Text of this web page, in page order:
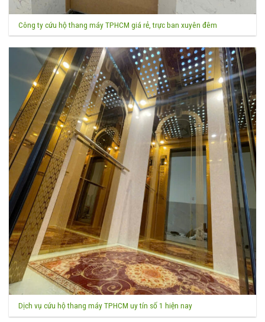
Công ty cứu hộ thang máy TPHCM giá rẻ, trực ban xuyên đêm
Dịch vụ cứu hộ thang máy TPHCM uy tín số 1 hiện nay